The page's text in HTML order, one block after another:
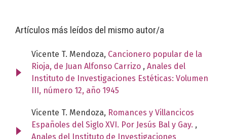
Artículos más leídos del mismo autor/a
Vicente T. Mendoza, Cancionero popular de la
Rioja, de Juan Alfonso Carrizo , Anales del
Instituto de Investigaciones Estéticas: Volumen
III, número 12, año 1945
Vicente T. Mendoza, Romances y Villancicos
Españoles del Siglo XVI. Por Jesús Bal y Gay. ,
Anales del Instituto de Investigaciones